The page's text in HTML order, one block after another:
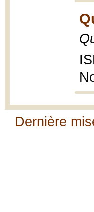
Dernière